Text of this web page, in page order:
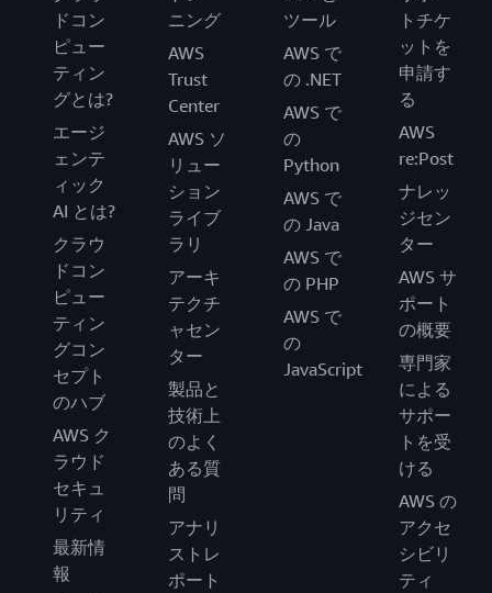
ドコン
ピュー
ティン
グとは?
エージ
ェンテ
ィック
AI とは?
クラウ
ドコン
ピュー
ティン
グコン
セプト
のハブ
AWS ク
ラウド
セキュ
リティ
最新情
報
ニング
AWS
Trust
Center
AWS ソ
リュー
ション
ライブ
ラリ
アーキ
テクチ
ャセン
ター
製品と
技術上
のよく
ある質
問
アナリ
ストレ
ポート
ツール
AWS で
の .NET
AWS で
の
Python
AWS で
の Java
AWS で
の PHP
AWS で
の
JavaScript
トチケ
ットを
申請す
る
AWS
re:Post
ナレッ
ジセン
ター
AWS サ
ポート
の概要
専門家
による
サポー
トを受
ける
AWS の
アクセ
シビリ
ティ